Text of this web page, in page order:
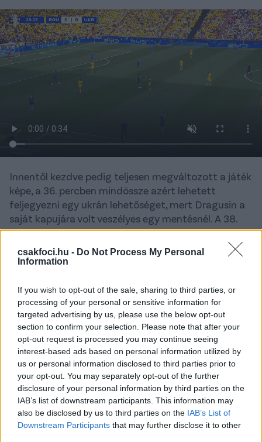
csakfoci.hu - Do Not Process My Personal
Information
If you wish to opt-out of the sale, sharing to third parties, or
processing of your personal or sensitive information for
targeted advertising by us, please use the below opt-out
section to confirm your selection. Please note that after your
opt-out request is processed you may continue seeing
interest-based ads based on personal information utilized by
us or personal information disclosed to third parties prior to
your opt-out. You may separately opt-out of the further
disclosure of your personal information by third parties on the
IAB’s list of downstream participants. This information may
also be disclosed by us to third parties on the IAB’s List of
Downstream Participants that may further disclose it to other
Innentől kezdve pedig teljesen megváltozott a játék
képe, a 36. percben mindössze azért lehetett
feljegyezni egy ukrán lehetőséget, mert Dragusin a
saját kapujára volt veszélyes egy mentésnél. A 38.
minutumban Man húzott befelé jobbról majd 17
méterről lövésre vállalkozott, a labda egy ukrán
lábon megpattanva kevéssel kerülte el a jobb alsót.
gólt lőtt Stanciu, Lunyin szerencséjére azonban a
lécről kifelé pattant a labda.
2. félidő
Rebrovnak nem sikerült rendet tennie a szünetben,
nyolc perc telt el a második félidőből, amikor
kétgólosra nőtt Románia előnye: Man becsúszása
utánRazvan Marinelé került a labda, aki
gondolkodás nélkül lőtt 23 méterről, a labda pedig
Lunyin kezei alatt - jobb napjain ezt is védte volna a
Real kapusa - a jobb alsóban kötött ki,